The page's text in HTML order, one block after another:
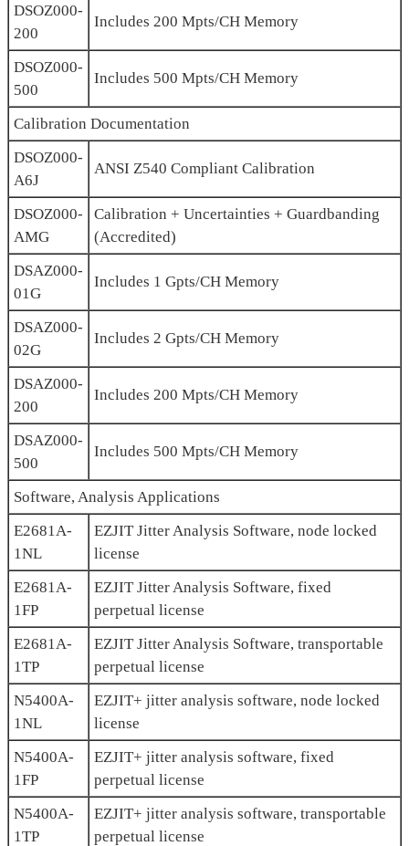
DSOZ000-
200
Includes 200 Mpts/CH Memory
DSOZ000-
500
Includes 500 Mpts/CH Memory
Calibration Documentation
DSOZ000-
A6J
ANSI Z540 Compliant Calibration
DSOZ000-
AMG
Calibration + Uncertainties + Guardbanding
(Accredited)
DSAZ000-
01G
Includes 1 Gpts/CH Memory
DSAZ000-
02G
Includes 2 Gpts/CH Memory
DSAZ000-
200
Includes 200 Mpts/CH Memory
DSAZ000-
500
Includes 500 Mpts/CH Memory
Software, Analysis Applications
E2681A-
1NL
EZJIT Jitter Analysis Software, node locked
license
E2681A-
1FP
EZJIT Jitter Analysis Software, fixed
perpetual license
E2681A-
1TP
EZJIT Jitter Analysis Software, transportable
perpetual license
N5400A-
1NL
EZJIT+ jitter analysis software, node locked
license
N5400A-
1FP
EZJIT+ jitter analysis software, fixed
perpetual license
N5400A-
1TP
EZJIT+ jitter analysis software, transportable
perpetual license